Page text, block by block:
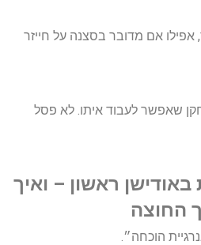
אם מדובר בסצנה על חייזר
שאפשר לעבוד איתו. לא פסל
באודישן ראשון – ואיך
החוצה